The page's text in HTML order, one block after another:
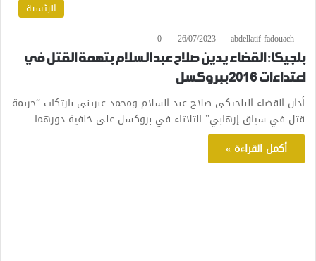
الرئسية
abdellatif fadouach
26/07/2023
0
بلجيكا: القضاء يدين صلاح عبد السلام بتهمة القتل في
اعتداءات 2016 ببروكسل
أدان القضاء البلجيكي صلاح عبد السلام ومحمد عبريني بارتكاب “جريمة
قتل في سياق إرهابي” الثلاثاء في بروكسل على خلفية دورهما…
أكمل القراءة »